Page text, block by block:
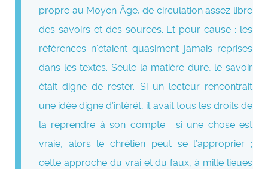
propre au Moyen Âge, de circulation assez libre
des savoirs et des sources. Et pour cause : les
références n’étaient quasiment jamais reprises
dans les textes. Seule la matière dure, le savoir
était digne de rester. Si un lecteur rencontrait
une idée digne d’intérêt, il avait tous les droits de
la reprendre à son compte : si une chose est
vraie, alors le chrétien peut se l’approprier ;
cette approche du vrai et du faux, à mille lieues